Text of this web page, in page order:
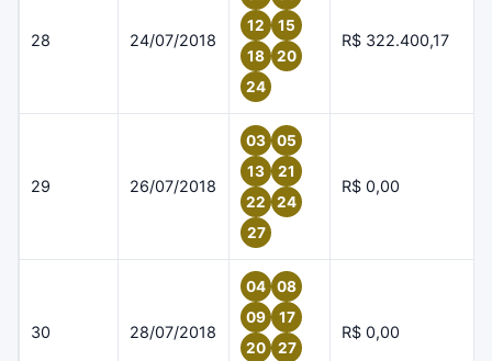
28 24/07/2018
12
15
18
20
24
R$ 322.400,17
29 26/07/2018
03
05
13
21
22
24
27
R$ 0,00
30 28/07/2018
04
08
09
17
20
27
R$ 0,00